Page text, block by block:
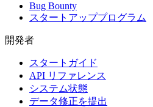
Bug Bounty
スタートアッププログラム
開発者
スタートガイド
API リファレンス
システム状態
データ修正を提出